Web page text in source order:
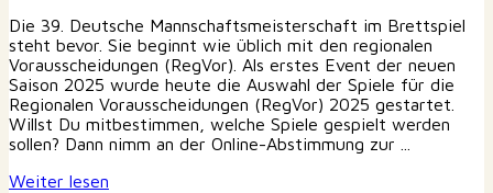
Die 39. Deutsche Mannschaftsmeisterschaft im Brettspiel
steht bevor. Sie beginnt wie üblich mit den regionalen
Vorausscheidungen (RegVor). Als erstes Event der neuen
Saison 2025 wurde heute die Auswahl der Spiele für die
Regionalen Vorausscheidungen (RegVor) 2025 gestartet.
Willst Du mitbestimmen, welche Spiele gespielt werden
sollen? Dann nimm an der Online-Abstimmung zur ...
Weiter lesen